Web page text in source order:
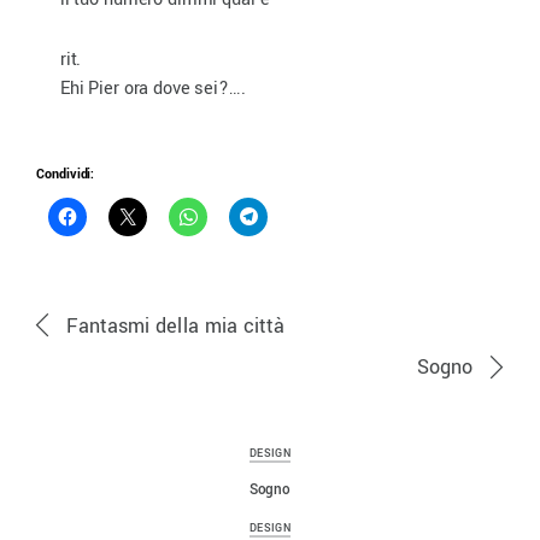
rit.
Ehi Pier ora dove sei?….
Condividi:
Fantasmi della mia città
Sogno
DESIGN
Sogno
DESIGN